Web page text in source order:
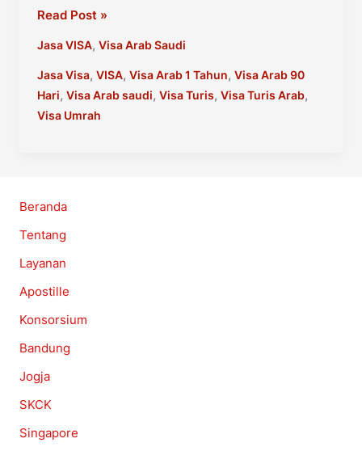
Visa
Saudi
Multiple
Entry
–
Hari
Stay
Read Post »
Jasa VISA, Visa Arab Saudi
Jasa Visa, VISA, Visa Arab 1 Tahun, Visa Arab 90
Hari, Visa Arab saudi, Visa Turis, Visa Turis Arab,
Visa Umrah
Beranda
Tentang
Layanan
Apostille
Konsorsium
Bandung
Jogja
SKCK
Singapore